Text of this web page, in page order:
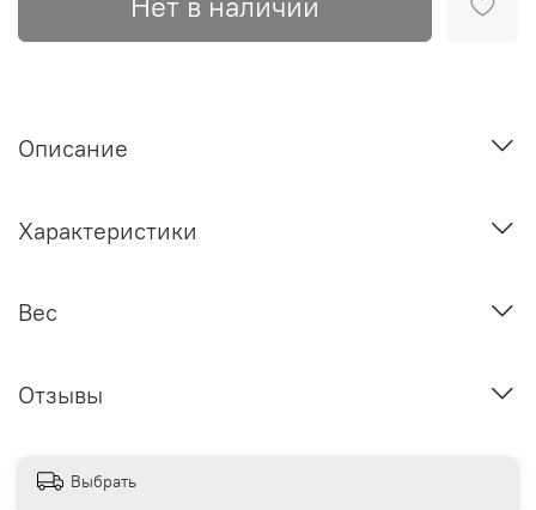
Описание
Характеристики
Вес
Отзывы
Выбрать